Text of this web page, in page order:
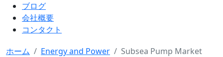
ブログ
会社概要
コンタクト
ホーム Energy and Power Subsea Pump Market